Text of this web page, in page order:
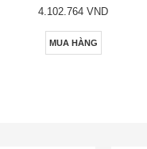
4.102.764 VND
MUA HÀNG